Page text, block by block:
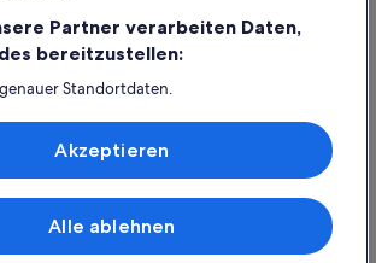
einlösen
ein Unternehmen der Expedia Group. Alle Rechte
und das Expedia-Logo sind Handelsmarken oder
Partner verarbeiten Daten,
bereitzustellen:
Standortdaten.
oder Zugriff auf Informationen auf einem
Werbung und Inhalte, Messung
und der Performance von Inhalten,
(Lieferanten)
Alle ablehnen
Akzeptieren